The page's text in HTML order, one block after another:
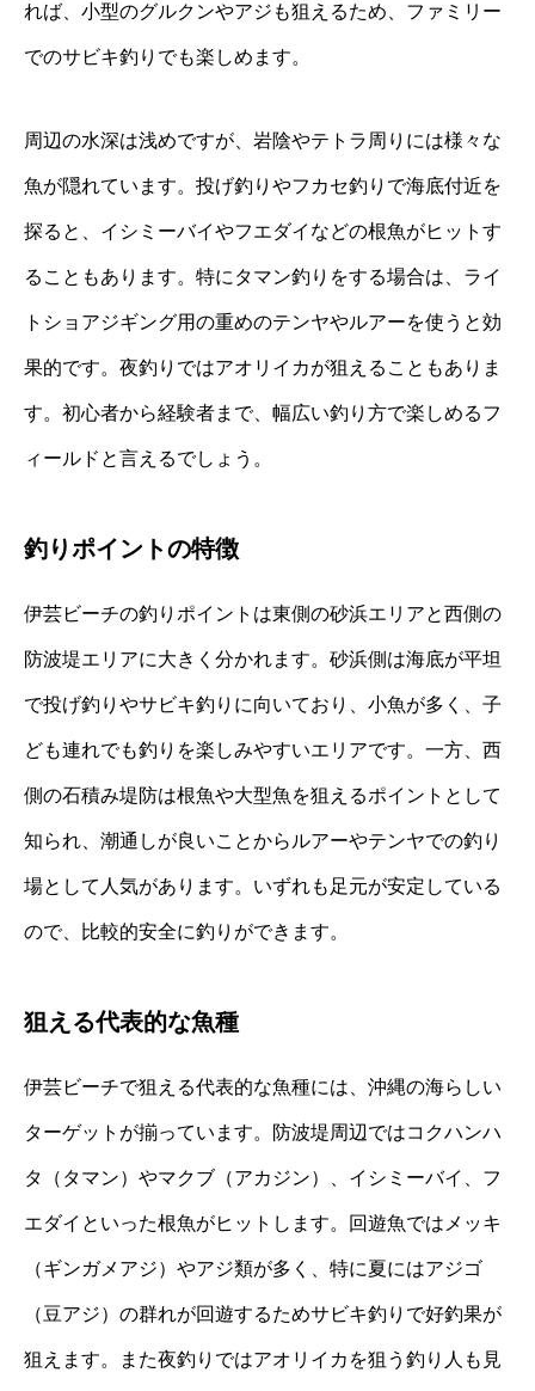
れば、小型のグルクンやアジも狙えるため、ファミリー
でのサビキ釣りでも楽しめます。
周辺の水深は浅めですが、岩陰やテトラ周りには様々な
魚が隠れています。投げ釣りやフカセ釣りで海底付近を
探ると、イシミーバイやフエダイなどの根魚がヒットす
ることもあります。特にタマン釣りをする場合は、ライ
トショアジギング用の重めのテンヤやルアーを使うと効
果的です。夜釣りではアオリイカが狙えることもありま
す。初心者から経験者まで、幅広い釣り方で楽しめるフ
ィールドと言えるでしょう。
釣りポイントの特徴
伊芸ビーチの釣りポイントは東側の砂浜エリアと西側の
防波堤エリアに大きく分かれます。砂浜側は海底が平坦
で投げ釣りやサビキ釣りに向いており、小魚が多く、子
ども連れでも釣りを楽しみやすいエリアです。一方、西
側の石積み堤防は根魚や大型魚を狙えるポイントとして
知られ、潮通しが良いことからルアーやテンヤでの釣り
場として人気があります。いずれも足元が安定している
ので、比較的安全に釣りができます。
狙える代表的な魚種
伊芸ビーチで狙える代表的な魚種には、沖縄の海らしい
ターゲットが揃っています。防波堤周辺ではコクハンハ
タ（タマン）やマクブ（アカジン）、イシミーバイ、フ
エダイといった根魚がヒットします。回遊魚ではメッキ
（ギンガメアジ）やアジ類が多く、特に夏にはアジゴ
（豆アジ）の群れが回遊するためサビキ釣りで好釣果が
狙えます。また夜釣りではアオリイカを狙う釣り人も見